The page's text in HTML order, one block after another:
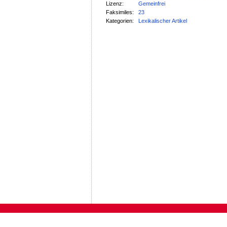
Lizenz:
Gemeinfrei
Faksimiles:
23
Kategorien:
Lexikalischer Artikel